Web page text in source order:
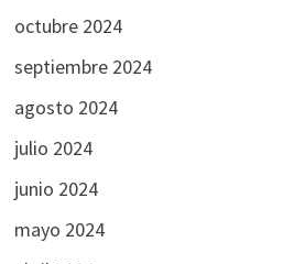
octubre 2024
septiembre 2024
agosto 2024
julio 2024
junio 2024
mayo 2024